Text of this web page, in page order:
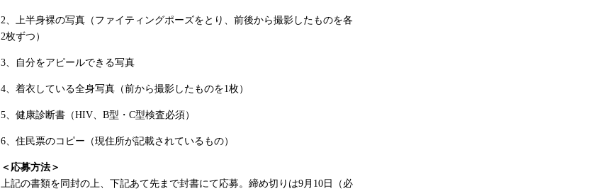
2、上半身裸の写真（ファイティングポーズをとり、前後から撮影したものを各
2枚ずつ）
3、自分をアピールできる写真
4、着衣している全身写真（前から撮影したものを1枚）
5、健康診断書（HIV、B型・C型検査必須）
6、住民票のコピー（現住所が記載されているもの）
＜応募方法＞
上記の書類を同封の上、下記あて先まで封書にて応募。締め切りは9月10日（必